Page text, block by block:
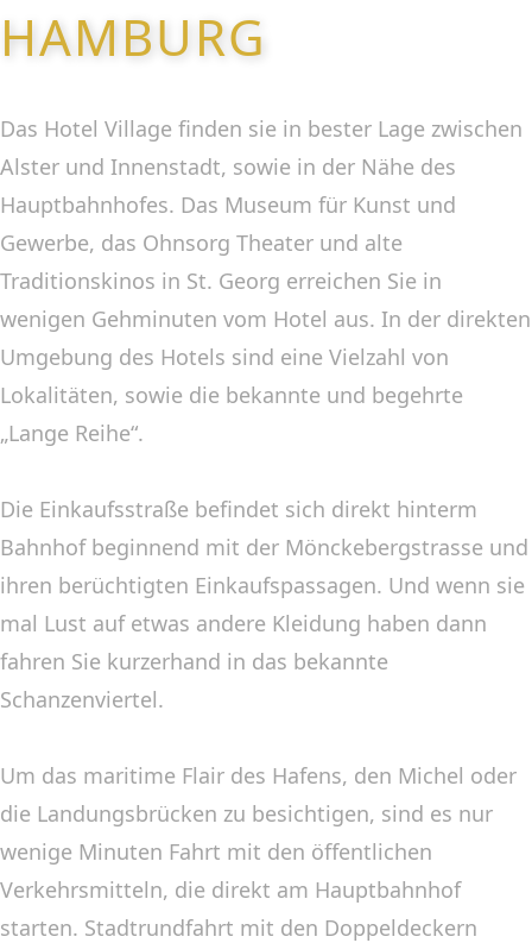
HAMBURG
Das Hotel Village finden sie in bester Lage zwischen
Alster und Innenstadt, sowie in der Nähe des
Hauptbahnhofes. Das Museum für Kunst und
Gewerbe, das Ohnsorg Theater und alte
Traditionskinos in St. Georg erreichen Sie in
wenigen Gehminuten vom Hotel aus. In der direkten
Umgebung des Hotels sind eine Vielzahl von
Lokalitäten, sowie die bekannte und begehrte
„Lange Reihe“.
Die Einkaufsstraße befindet sich direkt hinterm
Bahnhof beginnend mit der Mönckebergstrasse und
ihren berüchtigten Einkaufspassagen. Und wenn sie
mal Lust auf etwas andere Kleidung haben dann
fahren Sie kurzerhand in das bekannte
Schanzenviertel.
Um das maritime Flair des Hafens, den Michel oder
die Landungsbrücken zu besichtigen, sind es nur
wenige Minuten Fahrt mit den öffentlichen
Verkehrsmitteln, die direkt am Hauptbahnhof
starten. Stadtrundfahrt mit den Doppeldeckern